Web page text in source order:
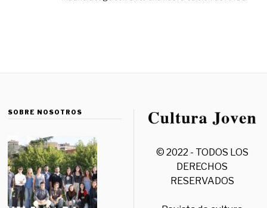
SOBRE NOSOTROS
© 2022 - TODOS LOS
DERECHOS
RESERVADOS